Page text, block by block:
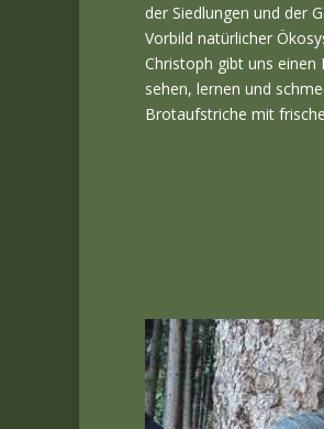
der Siedlungen und der
Vorbild natürlicher
Christoph gibt uns einen
sehen, lernen und
Brotaufstriche mit